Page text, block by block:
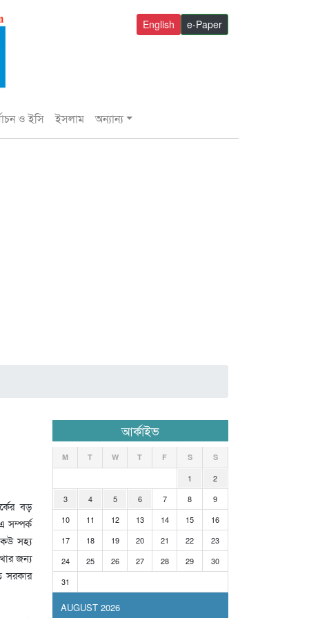
e-Paper
English
ও ইসি ইসলাম অন্যান্য
বড়
সম্পর্ক
সহ্য
জন্য
সরকার
আর্কাইভ
AUGUST 2026
M T W T F S S
1
2
3
4 5 6 7 8
9
10
11 12 13 14 15
16
17
18 19 20 21 22
23
24
25 26 27 28 29
30
31